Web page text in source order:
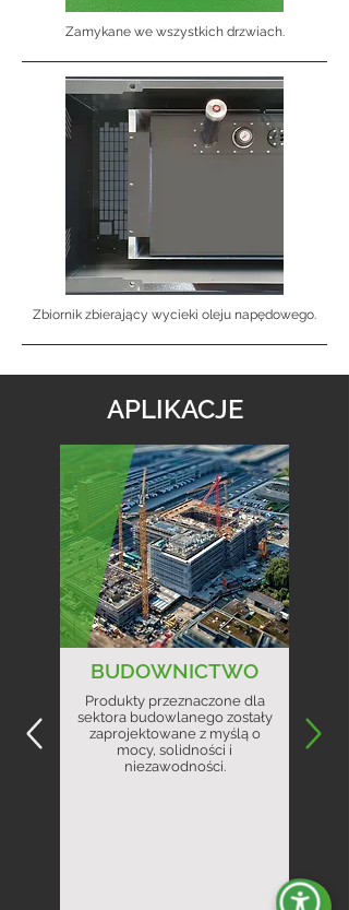
Zamykane we wszystkich drzwiach.
Zbiornik zbierający wycieki oleju napędowego.
APLIKACJE
BUDOWNICTWO
Produkty przeznaczone dla
sektora budowlanego zostały
zaprojektowane z myślą o
mocy, solidności i
niezawodności.